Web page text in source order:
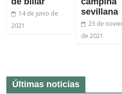
14 de junio de
2021
sevillana
23 de
de 2021
Últimas noticias